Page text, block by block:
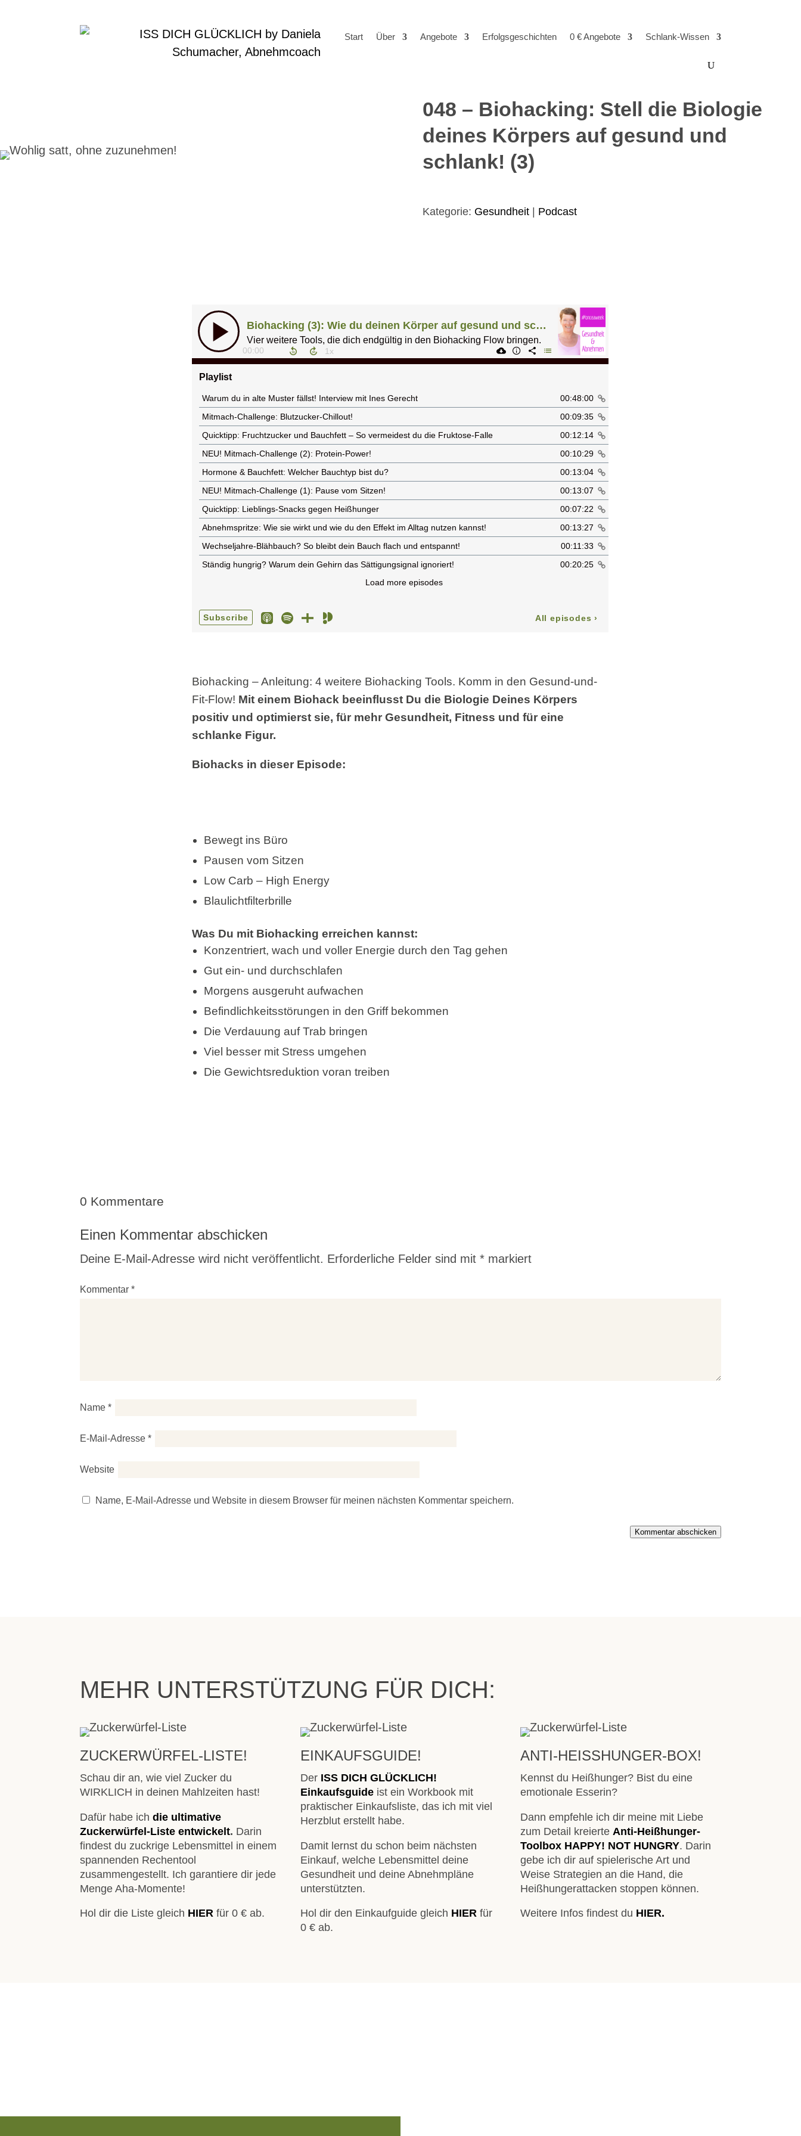
Start Über Angebote Erfolgsgeschichten 0 € Angebote Schlank-Wissen
048 – Biohacking: Stell die Biologie
deines Körpers auf gesund und
schlank! (3)
Kategorie: Gesundheit| Podcast
Biohacking – Anleitung: 4 weitere Biohacking Tools. Komm in den Gesund-und-
Fit-Flow! Mit einem Biohack beeinflusst Du die Biologie Deines Körpers
positiv und optimierst sie, für mehr Gesundheit, Fitness und für eine
schlanke Figur.
Biohacks in dieser Episode:
Bewegt ins Büro
Pausen vom Sitzen
Low Carb – High Energy
Blaulichtfilterbrille
Was Du mit Biohacking erreichen kannst:
Konzentriert, wach und voller Energie durch den Tag gehen
Gut ein- und durchschlafen
Morgens ausgeruht aufwachen
Befindlichkeitsstörungen in den Griff bekommen
Die Verdauung auf Trab bringen
Viel besser mit Stress umgehen
Die Gewichtsreduktion voran treiben
0 Kommentare
Einen Kommentar abschicken
Deine E-Mail-Adresse wird nicht veröffentlicht. Erforderliche Felder sind mit* markiert
Kommentar*
Name*
E-Mail-Adresse*
Website
Name, E-Mail-Adresse und Website in diesem Browser für meinen nächsten Kommentar speichern.
Kommentar abschicken
MEHR UNTERSTÜTZUNG FÜR DICH:
ZUCKERWÜRFEL-LISTE!
Schau dir an, wie viel Zucker du
WIRKLICH in deinen Mahlzeiten hast!
Dafür habe ichdie ultimative
Zuckerwürfel-Liste entwickelt. Darin
findest du zuckrige Lebensmittel in einem
spannenden Rechentool
zusammengestellt. Ich garantiere dir jede
Menge Aha-Momente!
Hol dir die Liste gleich HIER für 0 € ab.
EINKAUFSGUIDE!
Der ISS DICH GLÜCKLICH!
Einkaufsguideist ein Workbook mit
praktischer Einkaufsliste, das ich mit viel
Herzblut erstellt habe.
Damit lernst du schon beim nächsten
Einkauf, welche Lebensmittel deine
Gesundheit und deine Abnehmpläne
unterstützten.
Hol dir den Einkaufguide gleich HIERfür
0 € ab.
ANTI-HEISSHUNGER-BOX!
Kennst du Heißhunger? Bist du eine
emotionale Esserin?
Dann empfehle ich dir meine mit Liebe
zum Detail kreierte Anti-Heißhunger-
Toolbox HAPPY! NOT HUNGRY. Darin
gebe ich dir auf spielerische Art und
Weise Strategien an die Hand, die
Heißhungerattacken stoppen können.
Weitere Infos findest du HIER.